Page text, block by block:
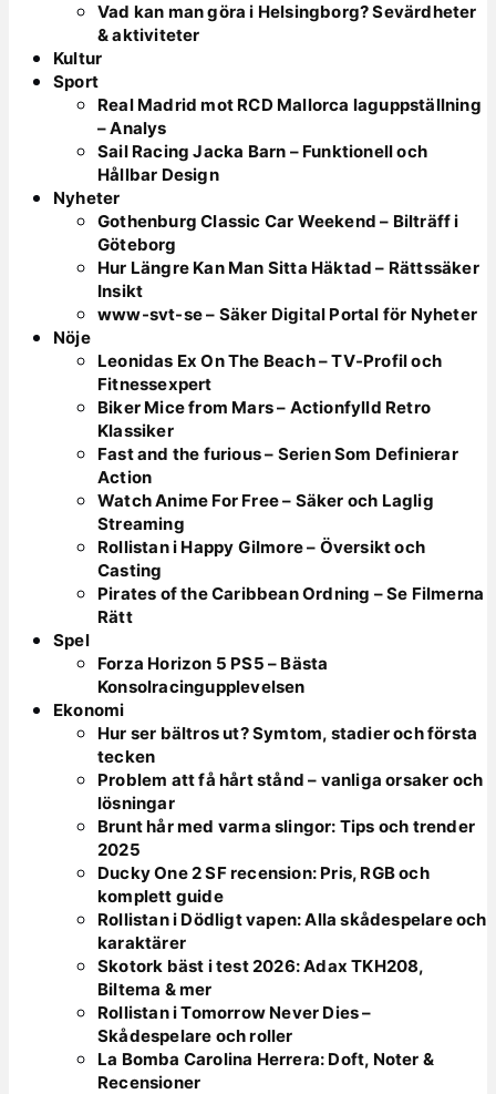
Vad kan man göra i Helsingborg? Sevärdheter
& aktiviteter
Kultur
Sport
Real Madrid mot RCD Mallorca laguppställning
– Analys
Sail Racing Jacka Barn – Funktionell och
Hållbar Design
Nyheter
Gothenburg Classic Car Weekend – Bilträff i
Göteborg
Hur Längre Kan Man Sitta Häktad – Rättssäker
Insikt
www-svt-se – Säker Digital Portal för Nyheter
Nöje
Leonidas Ex On The Beach – TV-Profil och
Fitnessexpert
Biker Mice from Mars – Actionfylld Retro
Klassiker
Fast and the furious – Serien Som Definierar
Action
Watch Anime For Free – Säker och Laglig
Streaming
Rollistan i Happy Gilmore – Översikt och
Casting
Pirates of the Caribbean Ordning – Se Filmerna
Rätt
Spel
Forza Horizon 5 PS5 – Bästa
Konsolracingupplevelsen
Ekonomi
Hur ser bältros ut? Symtom, stadier och första
tecken
Problem att få hårt stånd – vanliga orsaker och
lösningar
Brunt hår med varma slingor: Tips och trender
2025
Ducky One 2 SF recension: Pris, RGB och
komplett guide
Rollistan i Dödligt vapen: Alla skådespelare och
karaktärer
Skotork bäst i test 2026: Adax TKH208,
Biltema & mer
Rollistan i Tomorrow Never Dies –
Skådespelare och roller
La Bomba Carolina Herrera: Doft, Noter &
Recensioner